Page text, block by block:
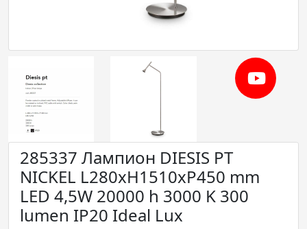
285337 Лампион DIESIS PT
NICKEL L280xH1510xP450 mm
LED 4,5W 20000 h 3000 K 300
lumen IP20 Ideal Lux